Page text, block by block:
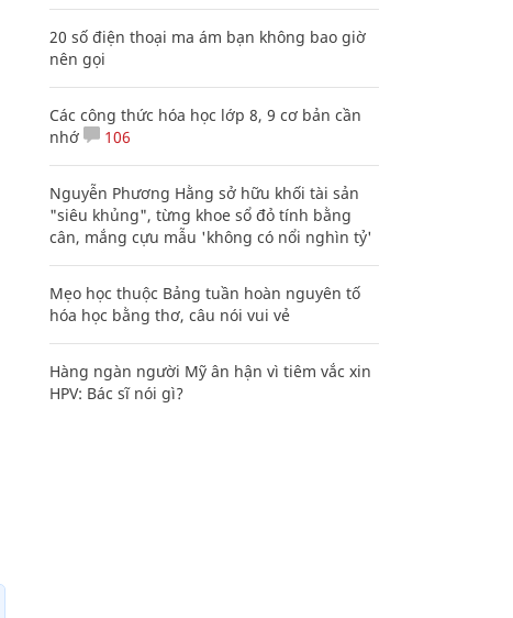
20 số điện thoại ma ám bạn không bao giờ
nên gọi
Các công thức hóa học lớp 8, 9 cơ bản cần
nhớ
106
Nguyễn Phương Hằng sở hữu khối tài sản
"siêu khủng", từng khoe sổ đỏ tính bằng
cân, mắng cựu mẫu 'không có nổi nghìn tỷ'
Mẹo học thuộc Bảng tuần hoàn nguyên tố
hóa học bằng thơ, câu nói vui vẻ
Hàng ngàn người Mỹ ân hận vì tiêm vắc xin
HPV: Bác sĩ nói gì?